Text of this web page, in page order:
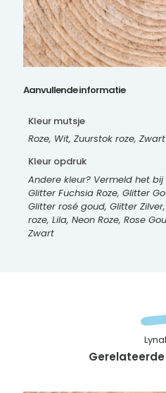
Aanvullende informatie
Kleur mutsje
Roze, Wit, Zuurstok roze, Zwart
Kleur opdruk
Andere kleur? Vermeld het
Glitter Fuchsia Roze, Glitter
Glitter rosé goud, Glitter
roze, Lila, Neon Roze, Rose
Zwart